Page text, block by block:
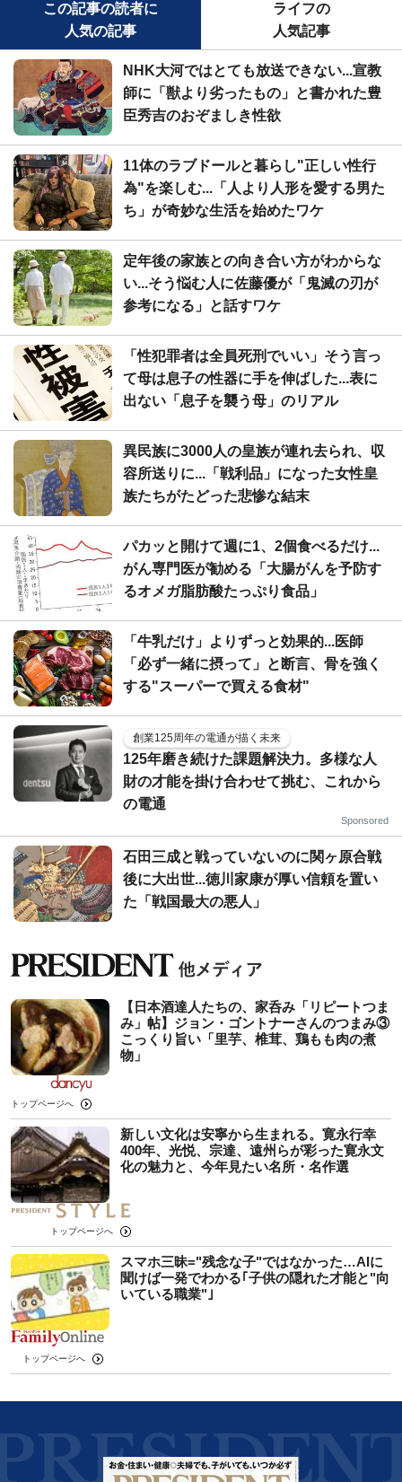
この記事の読者に
人気の記事
ライフの
人気記事
NHK大河ではとても放送できない...宣教
師に「獣より劣ったもの」と書かれた豊
臣秀吉のおぞましき性欲
11体のラブドールと暮らし"正しい性行
為"を楽しむ...「人より人形を愛する男た
ち」が奇妙な生活を始めたワケ
定年後の家族との向き合い方がわからな
い...そう悩む人に佐藤優が「鬼滅の刃が
参考になる」と話すワケ
「性犯罪者は全員死刑でいい」そう言っ
て母は息子の性器に手を伸ばした...表に
出ない「息子を襲う母」のリアル
異民族に3000人の皇族が連れ去られ、収
容所送りに...「戦利品」になった女性皇
族たちがたどった悲惨な結末
パカッと開けて週に1、2個食べるだけ...
がん専門医が勧める「大腸がんを予防す
るオメガ脂肪酸たっぷり食品」
「牛乳だけ」よりずっと効果的...医師
「必ず一緒に摂って」と断言、骨を強く
する"スーパーで買える食材"
創業125周年の電通が描く未来
125年磨き続けた課題解決力。多様な人
財の才能を掛け合わせて挑む、これから
の電通
Sponsored
石田三成と戦っていないのに関ヶ原合戦
後に大出世...徳川家康が厚い信頼を置い
た「戦国最大の悪人」
【日本酒達人たちの、家呑み「リピートつま
み」帖】ジョン・ゴントナーさんのつまみ③
こっくり旨い「里芋、椎茸、鶏もも肉の煮
物」
トップページへ
新しい文化は安寧から生まれる。寛永行幸
400年、光悦、宗達、遠州らが彩った寛永文
化の魅力と、今年見たい名所・名作選
トップページへ
スマホ三昧="残念な子"ではなかった…AIに
聞けば一発でわかる｢子供の隠れた才能と"向
いている職業"｣
トップページへ